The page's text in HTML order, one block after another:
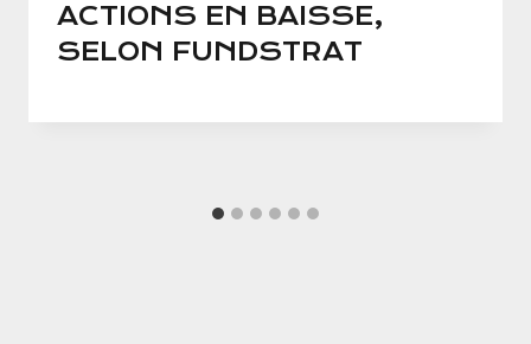
ACTIONS EN BAISSE,
SELON FUNDSTRAT